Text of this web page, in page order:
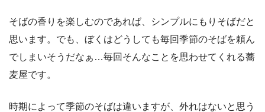
そばの香りを楽しむのであれば、シンプルにもりそばだと
思います。でも、ぼくはどうしても毎回季節のそばを頼ん
でしまいそうだなぁ…毎回そんなことを思わせてくれる蕎
麦屋です。
時期によって季節のそばは違いますが、外れはないと思う